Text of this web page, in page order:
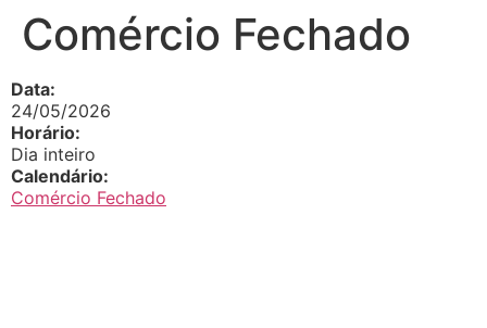
Comércio Fechado
Data:
24/05/2026
Horário:
Dia inteiro
Calendário:
Comércio Fechado